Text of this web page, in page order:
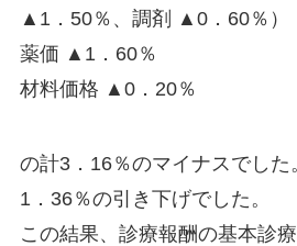
▲1．50％、調剤 ▲0．60％）
薬価 ▲1．60％
材料価格 ▲0．20％
の計3．16％のマイナスでした
1．36％の引き下げでした。
この結果、診療報酬の基本診